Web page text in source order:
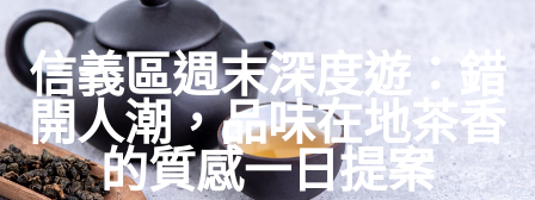
信義區週末深度遊：錯
開人潮，品味在地茶香
的質感一日提案